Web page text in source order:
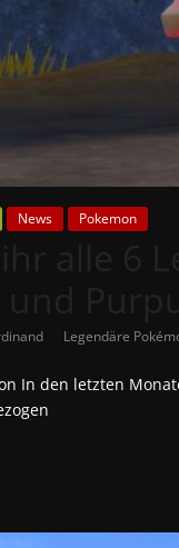
News Pokemon
Legendäre
In den letzten